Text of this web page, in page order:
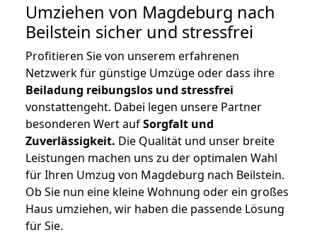
Umziehen von Magdeburg nach
Beilstein sicher und stressfrei
Profitieren Sie von unserem erfahrenen
Netzwerk für günstige Umzüge oder dass ihre
Beiladung reibungslos und stressfrei
vonstattengeht. Dabei legen unsere Partner
besonderen Wert aufSorgfalt und
Zuverlässigkeit. Die Qualität und unser breite
Leistungen machen uns zu der optimalen Wahl
für Ihren Umzug von Magdeburg nach Beilstein.
Ob Sie nun eine kleine Wohnung oder ein großes
Haus umziehen, wir haben die passende Lösung
für Sie.